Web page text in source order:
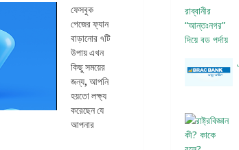
ফেসবুক
পেজের ফ্যান
বাড়ানোর ৭টি
উপায় এখন
কিছু সময়ের
জন্য, আপনি
হয়তো লক্ষ্য
করেছেন যে
আপনার